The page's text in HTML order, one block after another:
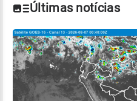
Últimas notícias